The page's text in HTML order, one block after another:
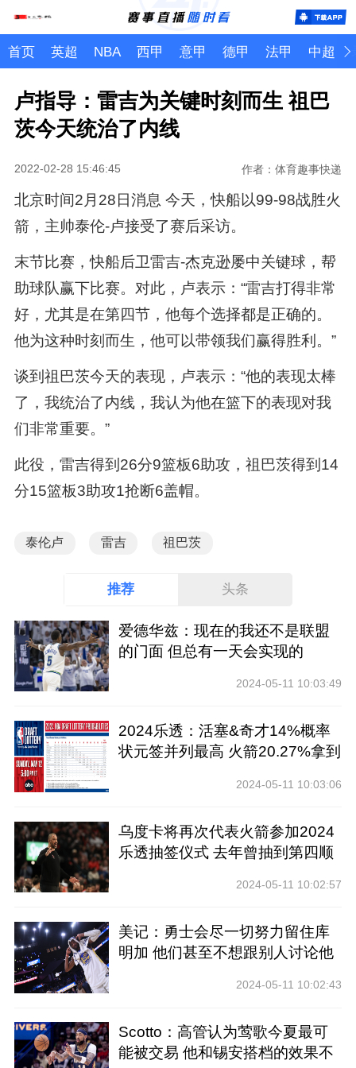
首页 英超 NBA 西甲 意甲 德甲 法甲 中超
卢指导：雷吉为关键时刻而生 祖巴
茨今天统治了内线
2022-02-28 15:46:45 作者：体育趣事快递
北京时间2月28日消息 今天，快船以99-98战胜火
箭，主帅泰伦-卢接受了赛后采访。
末节比赛，快船后卫雷吉-杰克逊屡中关键球，帮
助球队赢下比赛。对此，卢表示：“雷吉打得非常
好，尤其是在第四节，他每个选择都是正确的。
他为这种时刻而生，他可以带领我们赢得胜利。”
谈到祖巴茨今天的表现，卢表示：“他的表现太棒
了，我统治了内线，我认为他在篮下的表现对我
们非常重要。”
此役，雷吉得到26分9篮板6助攻，祖巴茨得到14
分15篮板3助攻1抢断6盖帽。
泰伦卢 雷吉 祖巴茨
推荐 头条
爱德华兹：现在的我还不是联盟
的门面 但总有一天会实现的
2024-05-11 10:03:49
2024乐透：活塞&奇才14%概率
状元签并列最高 火箭20.27%拿到
2024-05-11 10:03:06
乌度卡将再次代表火箭参加2024
乐透抽签仪式 去年曾抽到第四顺
2024-05-11 10:02:57
美记：勇士会尽一切努力留住库
明加 他们甚至不想跟别人讨论他
2024-05-11 10:02:43
Scotto：高管认为莺歌今夏最可
能被交易 他和锡安搭档的效果不